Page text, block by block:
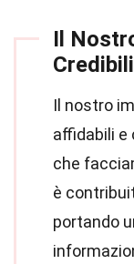
Il
Credibili
Il nostro
affidabili e
che
è
portando